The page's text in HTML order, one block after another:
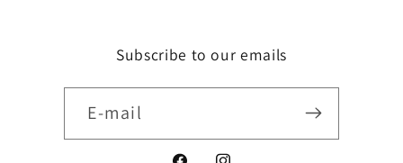
Subscribe to our emails
E-mail